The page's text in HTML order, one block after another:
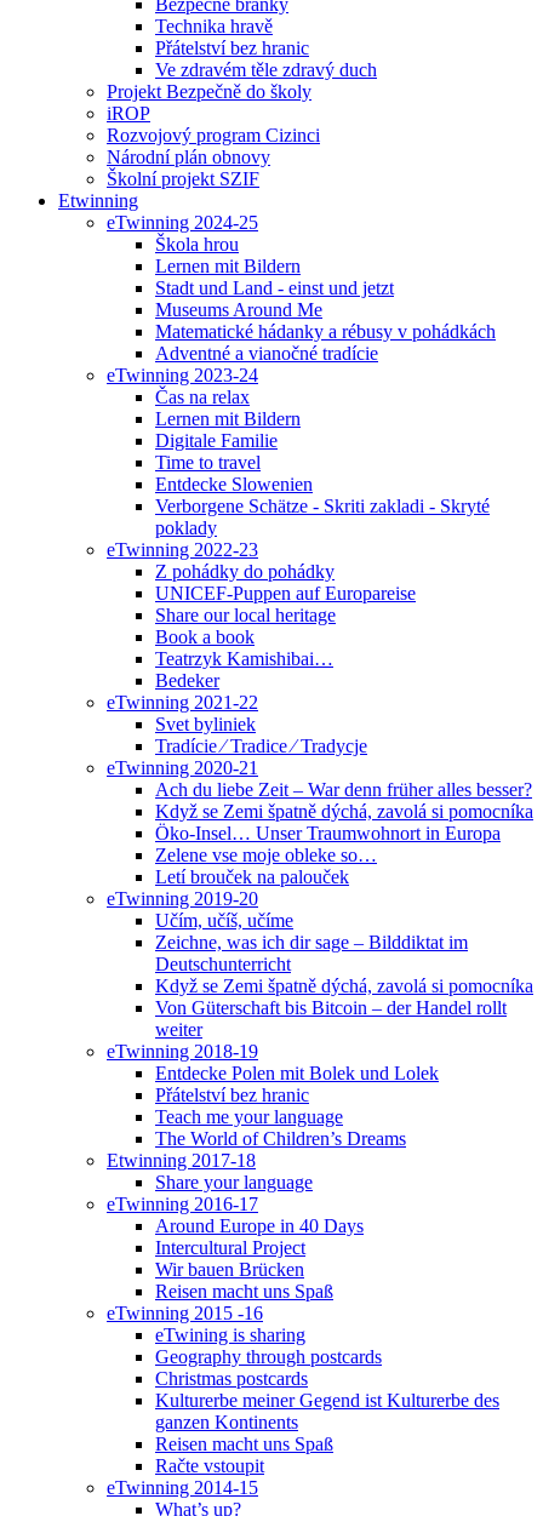
Bezpečné branky
Technika hravě
Přátelství bez hranic
Ve zdravém těle zdravý duch
Projekt Bezpečně do školy
iROP
Rozvojový program Cizinci
Národní plán obnovy
Školní projekt SZIF
Etwinning
eTwinning 2024-25
Škola hrou
Lernen mit Bildern
Stadt und Land - einst und jetzt
Museums Around Me
Matematické hádanky a rébusy v pohádkách
Adventné a vianočné tradície
eTwinning 2023-24
Čas na relax
Lernen mit Bildern
Digitale Familie
Time to travel
Entdecke Slowenien
Verborgene Schätze - Skriti zakladi - Skryté
poklady
eTwinning 2022-23
Z pohádky do pohádky
UNICEF-Puppen auf Europareise
Share our local heritage
Book a book
Teatrzyk Kamishibai…
Bedeker
eTwinning 2021-22
Svet byliniek
Tradície ⁄ Tradice ⁄ Tradycje
eTwinning 2020-21
Ach du liebe Zeit – War denn früher alles besser?
Když se Zemi špatně dýchá, zavolá si pomocníka
Öko-Insel… Unser Traumwohnort in Europa
Zelene vse moje obleke so…
Letí brouček na palouček
eTwinning 2019-20
Učím, učíš, učíme
Zeichne, was ich dir sage – Bilddiktat im
Deutschunterricht
Když se Zemi špatně dýchá, zavolá si pomocníka
Von Güterschaft bis Bitcoin – der Handel rollt
weiter
eTwinning 2018-19
Entdecke Polen mit Bolek und Lolek
Přátelství bez hranic
Teach me your language
The World of Children’s Dreams
Etwinning 2017-18
Share your language
eTwinning 2016-17
Around Europe in 40 Days
Intercultural Project
Wir bauen Brücken
Reisen macht uns Spaß
eTwinning 2015 -16
eTwining is sharing
Geography through postcards
Christmas postcards
Kulturerbe meiner Gegend ist Kulturerbe des
ganzen Kontinents
Reisen macht uns Spaß
Račte vstoupit
eTwinning 2014-15
What’s up?